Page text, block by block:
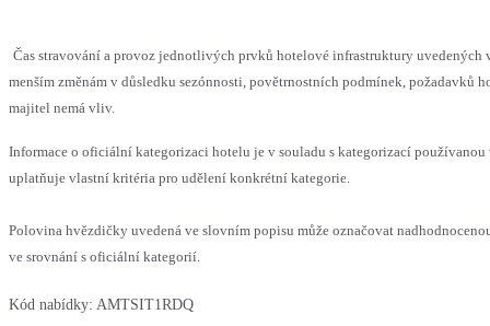
Čas stravování a provoz jednotlivých prvků hotelové infrastruktury uvedených
menším změnám v důsledku sezónnosti, povětrnostních podmínek, požadavků
majitel nemá vliv.
Informace o oficiální kategorizaci hotelu je v souladu s kategorizací používanou
uplatňuje vlastní kritéria pro udělení konkrétní kategorie.
Polovina hvězdičky uvedená ve slovním popisu může označovat
ve srovnání s oficiální kategorií.
Kód nabídky: AMTSIT1RDQ